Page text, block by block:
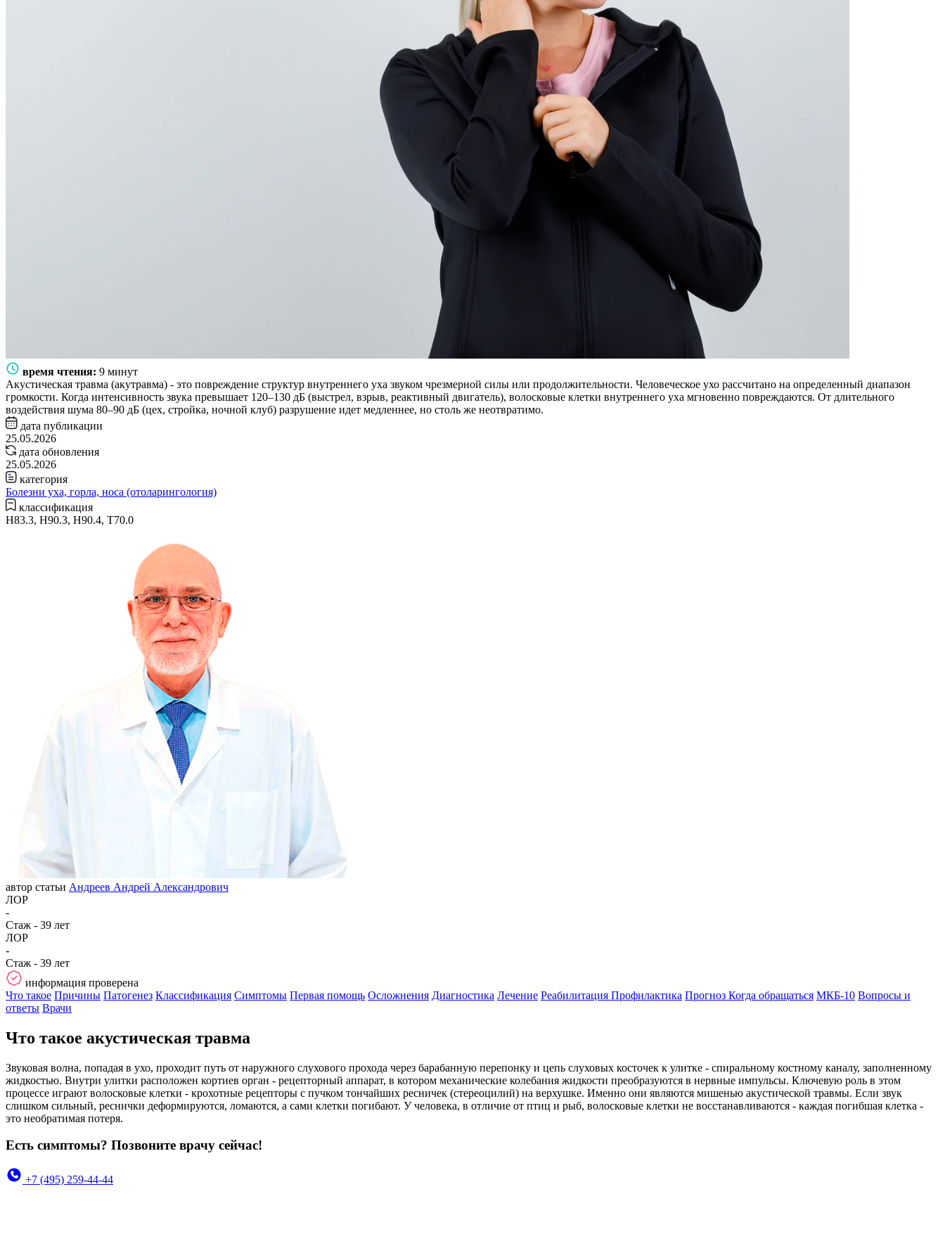
время чтения: 9 минут
Акустическая травма (акутравма) - это повреждение структур внутреннего уха звуком чрезмерной силы или продолжительности. Человеческое ухо рассчитано на определенный диапазон
громкости. Когда интенсивность звука превышает 120–130 дБ (выстрел, взрыв, реактивный двигатель), волосковые клетки внутреннего уха мгновенно повреждаются. От длительного
воздействия шума 80–90 дБ (цех, стройка, ночной клуб) разрушение идет медленнее, но столь же неотвратимо.
дата публикации
25.05.2026
дата обновления
25.05.2026
категория
Болезни уха, горла, носа (отоларингология)
классификация
H83.3, H90.3, H90.4, T70.0
автор статьи Андреев Андрей Александрович
ЛОР
-
Стаж - 39 лет
ЛОР
-
Стаж - 39 лет
информация проверена
Что такое Причины Патогенез Классификация Симптомы Первая помощь Осложнения Диагностика Лечение Реабилитация Профилактика Прогноз Когда обращаться МКБ-10 Вопросы и
ответы Врачи
Что такое акустическая травма
Звуковая волна, попадая в ухо, проходит путь от наружного слухового прохода через барабанную перепонку и цепь слуховых косточек к улитке - спиральному костному каналу, заполненному
жидкостью. Внутри улитки расположен кортиев орган - рецепторный аппарат, в котором механические колебания жидкости преобразуются в нервные импульсы. Ключевую роль в этом
процессе играют волосковые клетки - крохотные рецепторы с пучком тончайших ресничек (стереоцилий) на верхушке. Именно они являются мишенью акустической травмы. Если звук
слишком сильный, реснички деформируются, ломаются, а сами клетки погибают. У человека, в отличие от птиц и рыб, волосковые клетки не восстанавливаются - каждая погибшая клетка -
это необратимая потеря.
Есть симптомы? Позвоните врачу сейчас!
+7 (495) 259-44-44